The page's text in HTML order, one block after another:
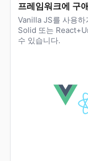
프레임워크에 구
Vanilla JS를 사용
Solid 또는
수 있습니다.